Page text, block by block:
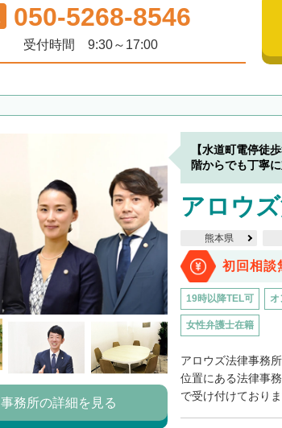
050-5268-8546
受付時間 9:30～17:00
【水道町電停徒
階からでも丁寧
アロウ
熊本県
初回相談
19時以降TEL可 オ
女性弁護士在籍
アロウズ法律事務
位置にある法律事
で受け付けており
事務所の詳細を見る